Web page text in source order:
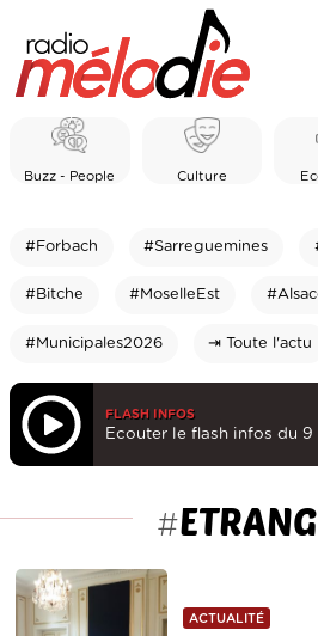
Buzz - People Culture
#Forbach #Sarreguemines
#Bitche #MoselleEst
#Municipales2026 ⇥ Toute l'actu
FLASH INFOS
Ecouter le flash infos du
#
ACTUALITÉ